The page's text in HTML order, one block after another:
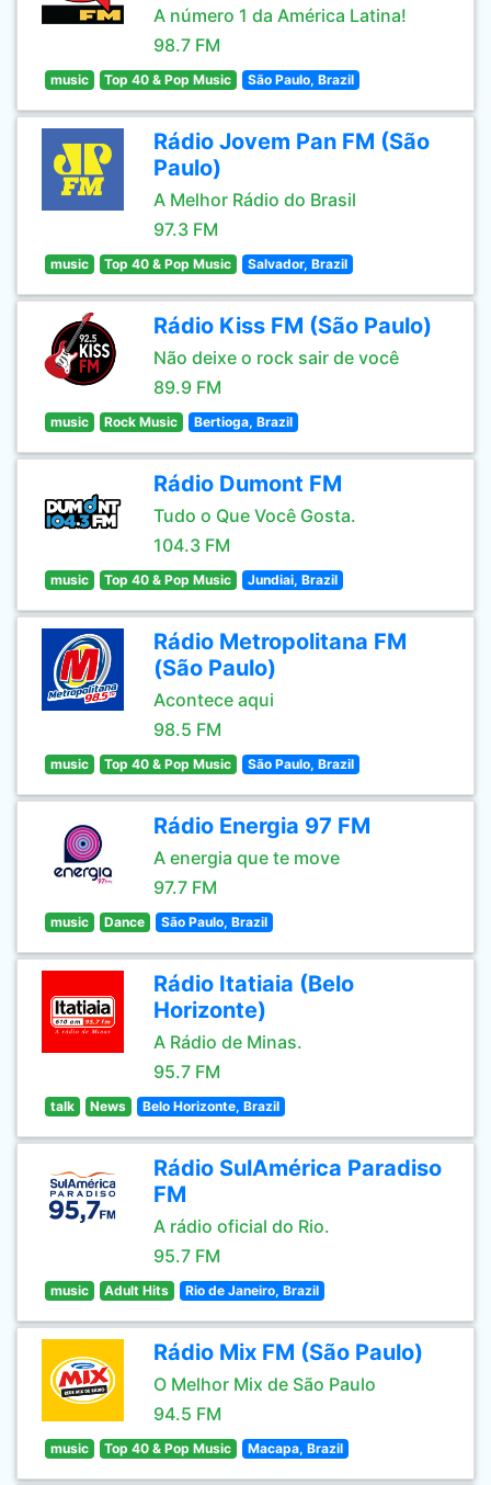
A número 1 da América Latina!
98.7 FM
music Top 40 & Pop Music São Paulo, Brazil
Rádio Jovem Pan FM (São
Paulo)
A Melhor Rádio do Brasil
97.3 FM
music Top 40 & Pop Music Salvador, Brazil
Rádio Kiss FM (São Paulo)
Não deixe o rock sair de você
89.9 FM
music Rock Music Bertioga, Brazil
Rádio Dumont FM
Tudo o Que Você Gosta.
104.3 FM
music Top 40 & Pop Music Jundiai, Brazil
Rádio Metropolitana FM
(São Paulo)
Acontece aqui
98.5 FM
music Top 40 & Pop Music São Paulo, Brazil
Rádio Energia 97 FM
A energia que te move
97.7 FM
music Dance São Paulo, Brazil
Rádio Itatiaia (Belo
Horizonte)
A Rádio de Minas.
95.7 FM
talk News Belo Horizonte, Brazil
Rádio SulAmérica Paradiso
FM
A rádio oficial do Rio.
95.7 FM
music Adult Hits Rio de Janeiro, Brazil
Rádio Mix FM (São Paulo)
O Melhor Mix de São Paulo
94.5 FM
music Top 40 & Pop Music Macapa, Brazil